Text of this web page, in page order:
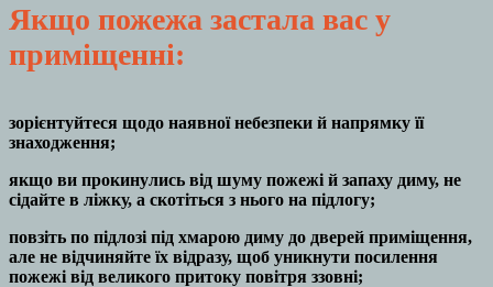
Якщо пожежа застала вас у
приміщенні:
зорієнтуйтеся щодо наявної небезпеки й напрямку її
знаходження;
якщо ви прокинулись від шуму пожежі й запаху диму, не
сідайте в ліжку, а скотіться з нього на підлогу;
повзіть по підлозі під хмарою диму до дверей приміщення,
але не відчиняйте їх відразу, щоб уникнути посилення
пожежі від великого притоку повітря ззовні;